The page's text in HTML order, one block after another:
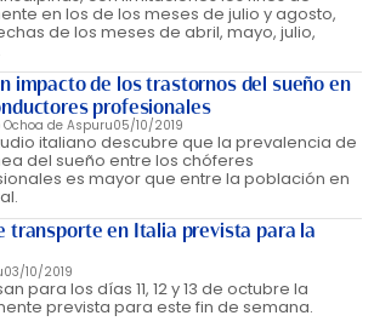
en los de los meses de julio y agosto,
de los meses de abril, mayo, julio,
impacto de los trastornos del sueño en
profesionales
Ochoa de Aspuru05/10/2019
italiano descubre que la prevalencia de
del sueño entre los chóferes
es mayor que entre la población en
transporte en Italia prevista para la
03/10/2019
para los días 11, 12 y 13 de octubre la
prevista para este fin de semana.